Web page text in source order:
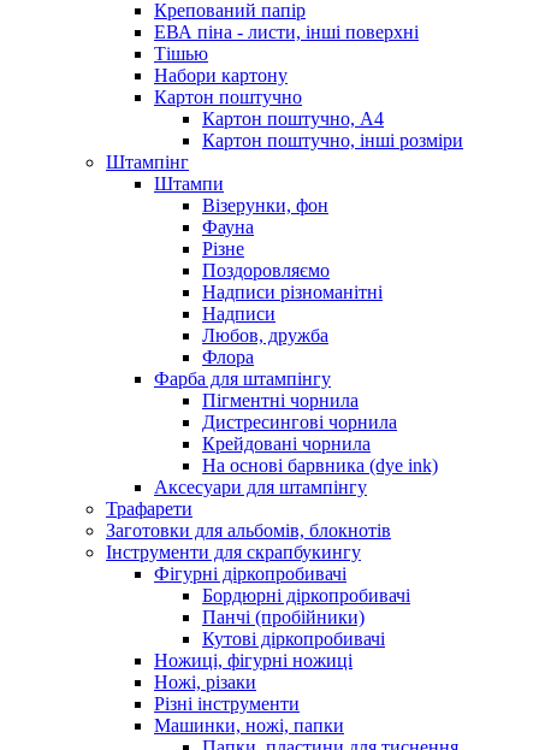
Крепований папір
ЕВА піна - листи, інші поверхні
Тішью
Набори картону
Картон поштучно
Картон поштучно, А4
Картон поштучно, інші розміри
Штампінг
Штампи
Візерунки, фон
Фауна
Різне
Поздоровляємо
Надписи різноманітні
Надписи
Любов, дружба
Флора
Фарба для штампінгу
Пігментні чорнила
Дистресингові чорнила
Крейдовані чорнила
На основі барвника (dye ink)
Аксесуари для штампінгу
Трафарети
Заготовки для альбомів, блокнотів
Інструменти для скрапбукингу
Фігурні діркопробивачі
Бордюрні діркопробивачі
Панчі (пробійники)
Кутові діркопробивачі
Ножиці, фігурні ножиці
Ножі, різаки
Різні інструменти
Машинки, ножі, папки